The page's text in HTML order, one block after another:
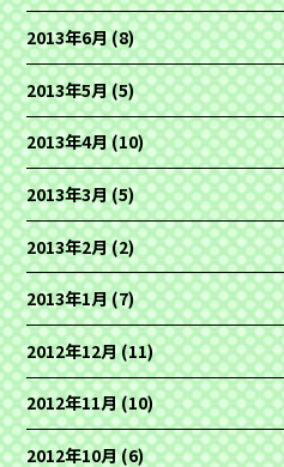
2013年6月(8)
2013年5月(5)
2013年4月(10)
2013年3月(5)
2013年2月(2)
2013年1月(7)
2012年12月(11)
2012年11月(10)
2012年10月(6)